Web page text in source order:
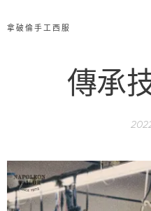
拿破倫手工西服
傳承